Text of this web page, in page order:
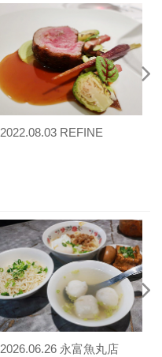
2022.08.03 REFINE
2026.06.26 永富魚丸店